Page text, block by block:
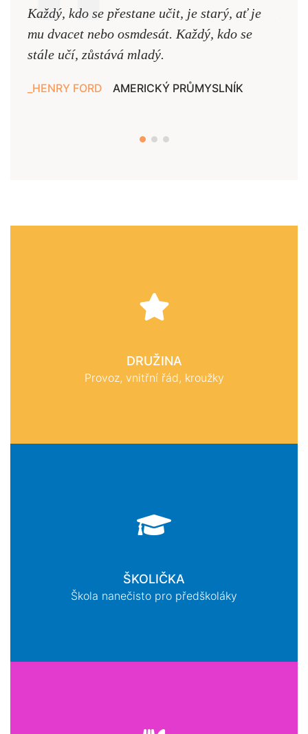
Každý, kdo se přestane učit, je starý, ať je
mu dvacet nebo osmdesát. Každý, kdo se
stále učí, zůstává mladý.
HENRY FORD AMERICKÝ PRŮMYSLNÍK
DRUŽINA
Provoz, vnitřní řád, kroužky
ŠKOLIČKA
Škola nanečisto pro předškoláky